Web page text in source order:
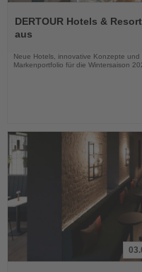
Sie
die
DERTOUR Hotels &
aus
Neue Hotels, innovative Konzepte
Markenportfolio für die Wintersaison